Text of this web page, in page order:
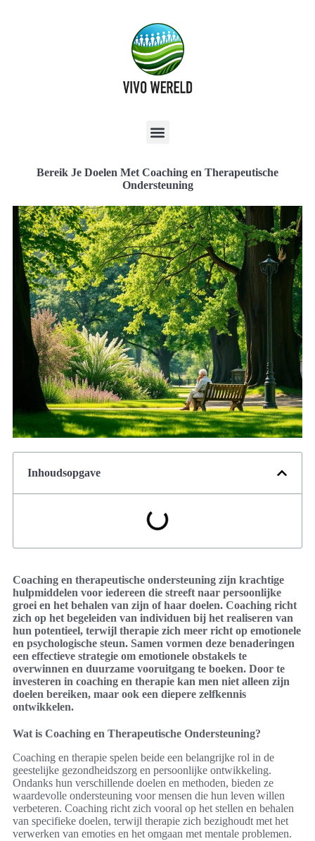
Bereik Je Doelen Met Coaching en Therapeutische
Ondersteuning
Inhoudsopgave
Coaching en therapeutische ondersteuning zijn krachtige
hulpmiddelen voor iedereen die streeft naar persoonlijke
groei en het behalen van zijn of haar doelen. Coaching richt
zich op het begeleiden van individuen bij het realiseren van
hun potentieel, terwijl therapie zich meer richt op emotionele
en psychologische steun. Samen vormen deze benaderingen
een effectieve strategie om emotionele obstakels te
overwinnen en duurzame vooruitgang te boeken. Door te
investeren in coaching en therapie kan men niet alleen zijn
doelen bereiken, maar ook een diepere zelfkennis
ontwikkelen.
Wat is Coaching en Therapeutische Ondersteuning?
Coaching en therapie spelen beide een belangrijke rol in de
geestelijke gezondheidszorg en persoonlijke ontwikkeling.
Ondanks hun verschillende doelen en methoden, bieden ze
waardevolle ondersteuning voor mensen die hun leven willen
verbeteren. Coaching richt zich vooral op het stellen en behalen
van specifieke doelen, terwijl therapie zich bezighoudt met het
verwerken van emoties en het omgaan met mentale problemen.